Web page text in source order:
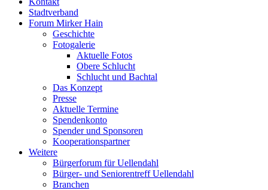
Stadtverband
Forum Mirker Hain
Geschichte
Fotogalerie
Aktuelle Fotos
Obere Schlucht
Schlucht und Bachtal
Das Konzept
Presse
Aktuelle Termine
Spendenkonto
Spender und Sponsoren
Kooperationspartner
Weitere
Bürgerforum für Uellendahl
Bürger- und Seniorentreff Uellendahl
Branchen